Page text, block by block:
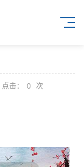
点击： 0 次